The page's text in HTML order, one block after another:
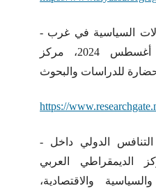
- د/ أحمد علي سالم، التحولات السياسية في غرب
إفريقيا: مداخل للفهم، أغسطس 2024، مركز
للدراسات والبحوث
https://
- نور طارق جمال الدين، التنافس الدولي داخل
الديمقراطي العربي
والاقتصادية،